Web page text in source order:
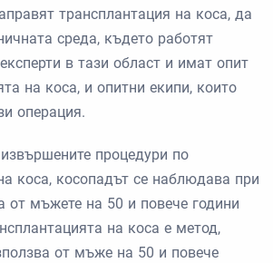
трансплантация на коса, да
среда, където работят
в тази област и имат опит
на коса, и опитни екипи, които
операция.
процедури по
коса, косопадът се наблюдава при
от мъжете на 50 и повече години
на коса е метод,
от мъже на 50 и повече